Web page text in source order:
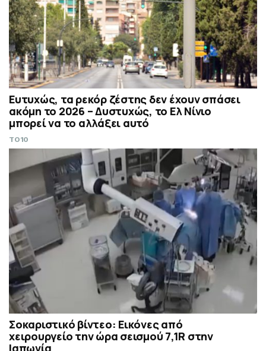
Ευτυχώς, τα ρεκόρ ζέστης δεν έχουν σπάσει
ακόμη το 2026 – Δυστυχώς, το Ελ Νίνιο
μπορεί να το αλλάξει αυτό
TO10
Σοκαριστικό βίντεο: Εικόνες από
χειρουργείο την ώρα σεισμού 7,1R στην
Ιαπωνία